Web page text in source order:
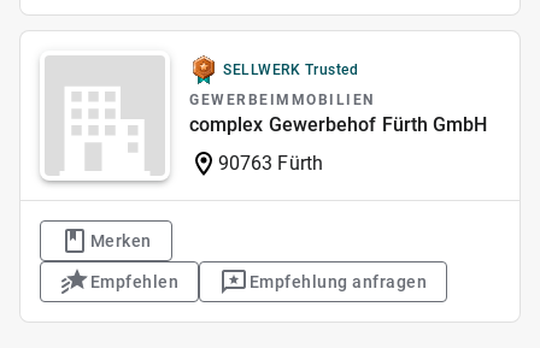
SELLWERK Trusted
GEWERBEIMMOBILIEN
complex Gewerbehof Fürth GmbH
90763 Fürth
Merken
Empfehlen Empfehlung anfragen